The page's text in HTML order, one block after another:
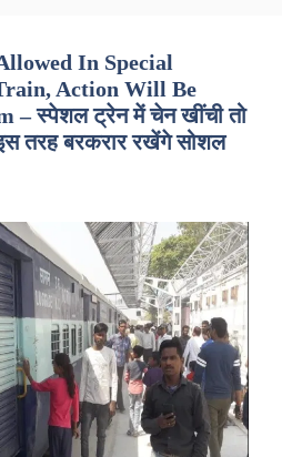
In Special
Action Will Be
– स्पेशल ट्रेन में चेन खींची तो
तरह बरकरार रखेंगे सोशल